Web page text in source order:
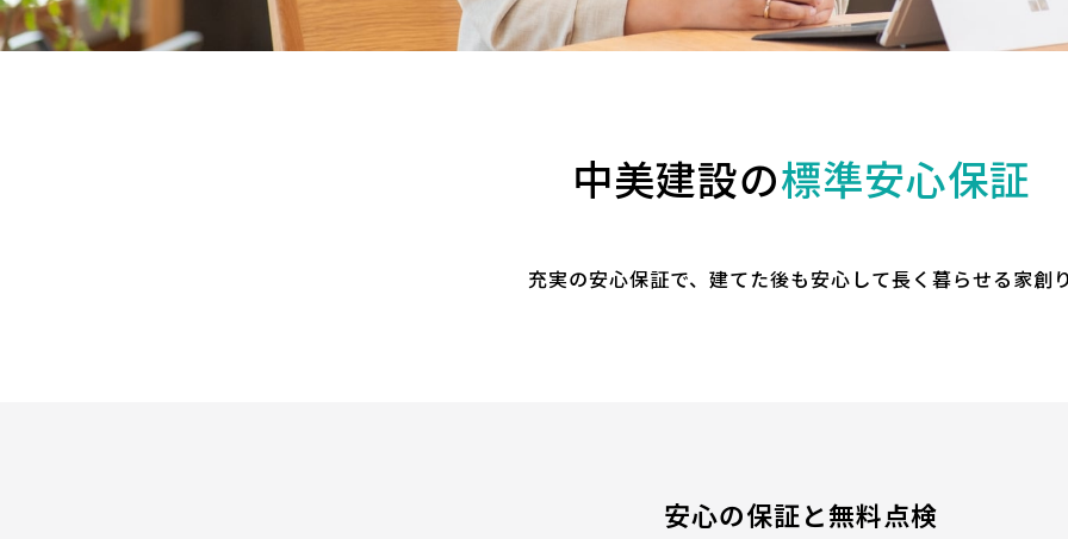
中美建設の標準安心保証
充実の安心保証で、建てた後も安心して長く暮らせる家創
安心の保証と無料点検